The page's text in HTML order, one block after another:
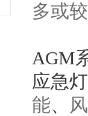
多或
AGM
应急
能、